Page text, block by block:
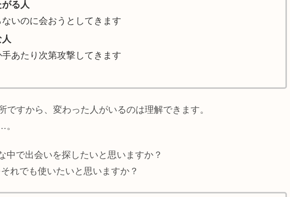
る人
いのに会おうとしてきます
あたり次第攻撃してきます
ですから、変わった人がいるのは理解できます。
中で出会いを探したいと思いますか？
れでも使いたいと思いますか？